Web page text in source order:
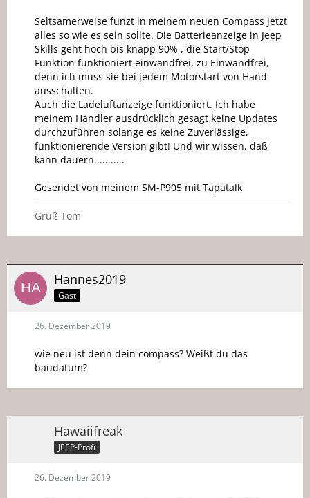
Seltsamerweise funzt in meinem neuen Compass jetzt
alles so wie es sein sollte. Die Batterieanzeige in Jeep
Skills geht hoch bis knapp 90% , die Start/Stop
Funktion funktioniert einwandfrei, zu Einwandfrei,
denn ich muss sie bei jedem Motorstart von Hand
ausschalten.
Auch die Ladeluftanzeige funktioniert. Ich habe
meinem Händler ausdrücklich gesagt keine Updates
durchzuführen solange es keine Zuverlässige,
funktionierende Version gibt! Und wir wissen, daß
kann dauern...........
Gesendet von meinem SM-P905 mit Tapatalk
Gruß Tom
Hannes2019
Gast
26. Dezember 2019
wie neu ist denn dein compass? Weißt du das
baudatum?
Hawaiifreak
JEEP-Profi
26. Dezember 2019